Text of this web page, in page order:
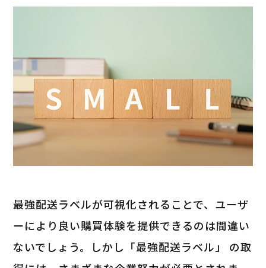
最強配送ラベルが可視化されることで、ユーザ
ーにより良い購買体験を提供できるのは間違い
ないでしょう。しかし「最強配送ラベル」 の取